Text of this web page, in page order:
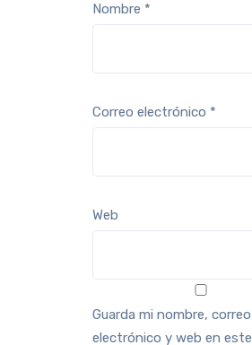
Nombre *
Correo electrónico *
Web
Guarda mi nombre, correo
electrónico y web en este